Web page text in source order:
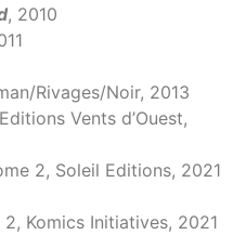
, 2010
Rivages/Noir, 2013
Vents d’Ouest,
2, Soleil Editions, 2021
Komics Initiatives, 2021